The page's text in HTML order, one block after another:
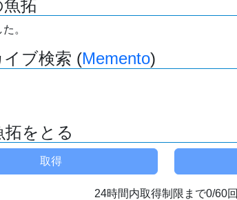
拓
。
ブ検索 (Memento)
拓をとる
24時間内取得制限まで0/60回